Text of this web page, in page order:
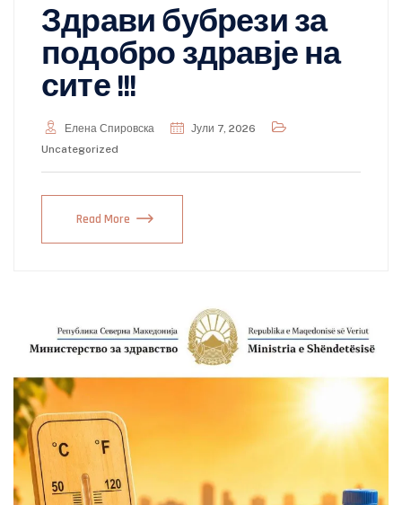
Здрави бубрези за
подобро здравје на
сите !!!
Елена Спировска
Јули 7, 2026
Uncategorized
Read More